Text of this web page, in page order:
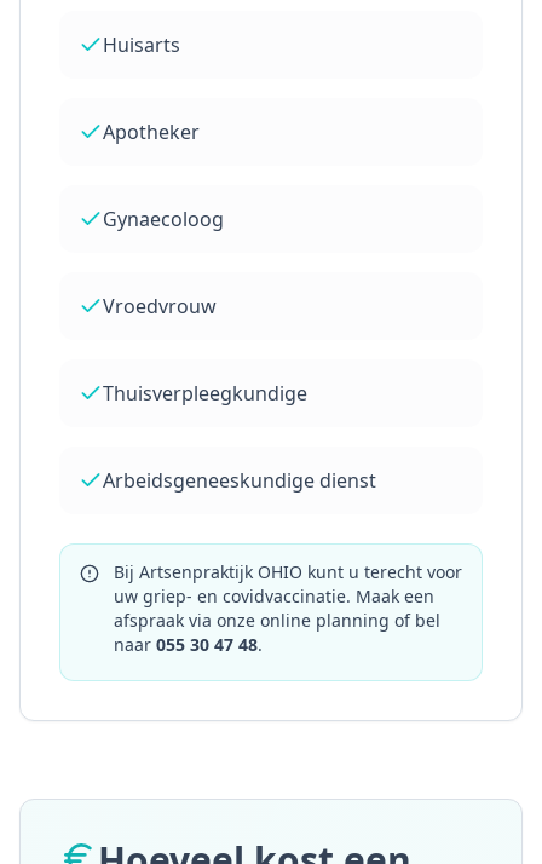
Huisarts
Apotheker
Gynaecoloog
Vroedvrouw
Thuisverpleegkundige
Arbeidsgeneeskundige dienst
Bij Artsenpraktijk OHIO kunt u terecht voor
uw griep- en covidvaccinatie. Maak een
afspraak via onze online planning of bel
naar 055 30 47 48.